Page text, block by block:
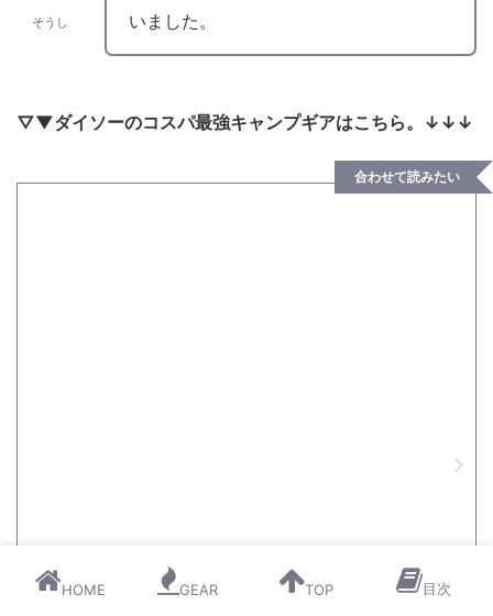
そうし
いました。
▽▼ダイソーのコスパ最強キャンプギアはこちら。↓↓↓
合わせて読みたい
HOME GEAR TOP 目次